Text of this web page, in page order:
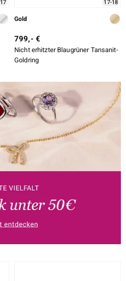
17 17-18
Gold
799,- €
Nicht erhitzter Blaugrüner Tansanit-
Goldring